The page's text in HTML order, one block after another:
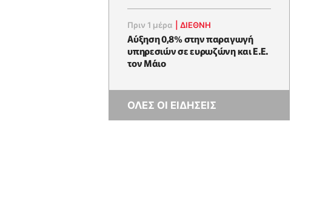
Πριν 1 μέρα |ΔΙΕΘΝΗ
Αύξηση 0,8% στην παραγωγή
υπηρεσιών σε ευρωζώνη και Ε.Ε.
τον Μάιο
ΟΛΕΣ ΟΙ ΕΙΔΗΣΕΙΣ